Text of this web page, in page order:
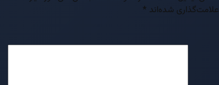
علامت‌گذاری شده‌اند *